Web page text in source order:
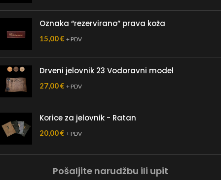
Oznaka “rezervirano” prava koža
15,00€ + PDV
Drveni jelovnik 23 Vodoravni model
27,00€ + PDV
Korice za jelovnik - Ratan
20,00€ + PDV
Pošaljite narudžbu ili upit